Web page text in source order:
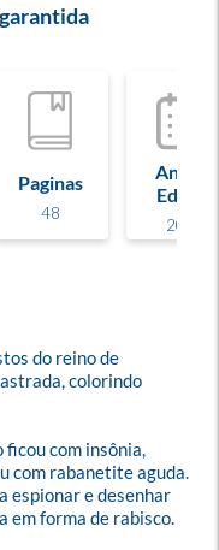
Paginas
48
Ano de
Edição
2025
do reino de
colorindo
com insônia,
com rabanetite aguda.
espionar e desenhar
em forma de rabisco.